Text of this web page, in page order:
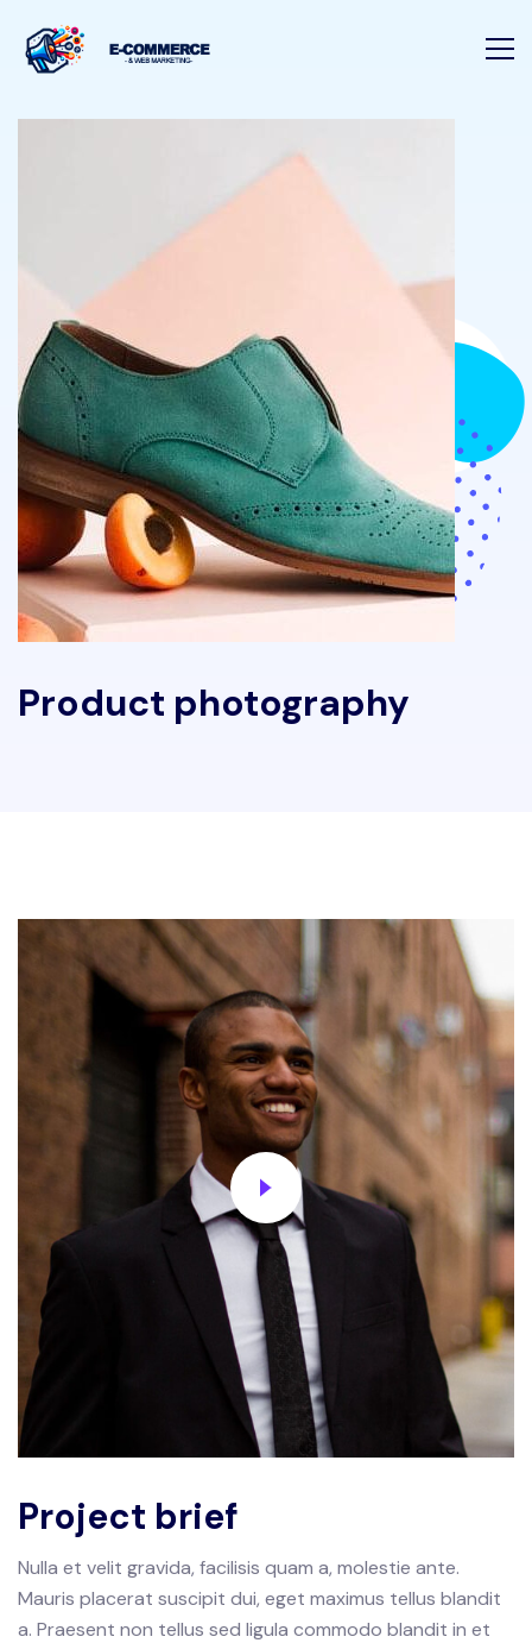
Product photography
Project brief
Nulla et velit gravida, facilisis quam a, molestie ante.
Mauris placerat suscipit dui, eget maximus tellus blandit
a. Praesent non tellus sed ligula commodo blandit in et